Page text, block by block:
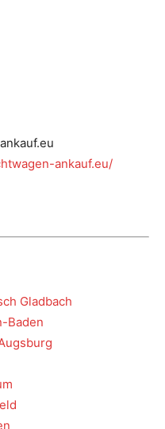
ankauf.eu/
Gladbach
Baden